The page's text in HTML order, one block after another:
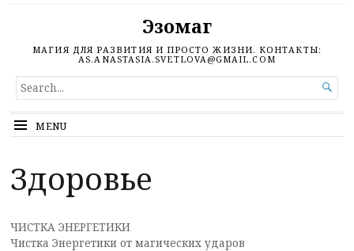
Эзомаг
МАГИЯ ДЛЯ РАЗВИТИЯ И ПРОСТО ЖИЗНИ. КОНТАКТЫ:
AS.ANASTASIA.SVETLOVA@GMAIL.COM
SEARCH
FOR...

MENU
Здоровье
ЧИСТКА ЭНЕРГЕТИКИ
Чистка Энергетики от магических ударов